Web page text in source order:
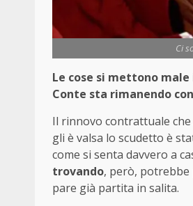
Ci
Le cose si mettono
Conte sta rimanendo
Il rinnovo contrattuale
gli è valsa lo scudetto è
come si senta davvero a
trovando, però, potrebbe
pare già partita in salita.